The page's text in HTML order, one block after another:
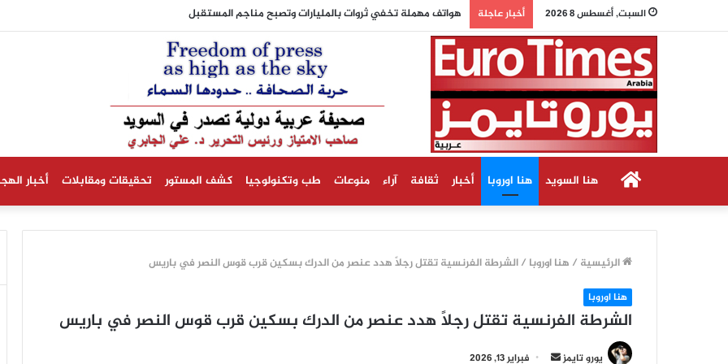
السبت, أغسطس 8 2026 أخبار عاجلة وزيرة الاقتصاد الألمانية تستبعد حدوث انخفاض في أسعار الكهرباء
الرئيسيةهنا السويد هنا اوروبا أخبار ثقافة آراء منوعات طب وتكنولوجيا كشف المستور تحقيقات ومقابلات أخبار
الرئيسية / هنا اوروبا /الشرطة الفرنسية تقتل رجلاً هدد عنصر من الدرك بسكين قرب قوس النصر في باريس
هنا اوروبا
الشرطة الفرنسية تقتل رجلاً هدد عنصر من الدرك بسكين قرب قوس النصر في باريس
يورو تايمز
أرسل فبراير 13, 2026